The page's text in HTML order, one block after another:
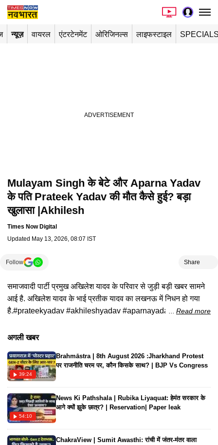
न्यूज़ वायरल एंटरटेनमेंट ओरिजिनल्स लाइफस्टाइल
Playing in picture-in-picture
Mulayam Singh के बेटे और Aparna Yadav
के पति Prateek Yadav की मौत कैसे हुई? बड़ा
खुलासा |Akhilesh
Times Now Digital
Updated May 13, 2026, 08:07 IST
Follow Share
समाजवादी पार्टी प्रमुख अखिलेश यादव के परिवार से जुड़ी बड़ी खबर सामने
आई है. अखिलेश यादव के भाई प्रतीक यादव का लखनऊ में निधन हो गया
है.#prateekyadav #akhileshyadav #aparnayadav
Read more
अगली खबर
39:24
Brahmāstra | 8th August 2026 :Jharkhand Protest
पर राजनीति चरम पर, कौन किसके साथ? | BJP Vs Congress
54:10
News Ki Pathshala | Rubika Liyaquat: हेमंत सरकार के
आगे क्यों झुके छात्र? | Reservation| Paper leak
ChakraView | Sumit Awasthi: रांची में जंतर-मंतर वाला